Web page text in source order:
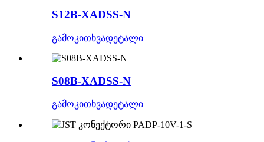
S12B-XADSS-N
გამოკითხვადეტალი
S08B-XADSS-N
გამოკითხვადეტალი